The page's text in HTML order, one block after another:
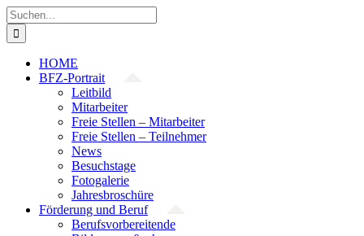
Zum
Inhalt
springen
Suche
nach:
HOME
BFZ-Portrait
Leitbild
Mitarbeiter
Freie Stellen – Mitarbeiter
Freie Stellen – Teilnehmer
News
Besuchstage
Fotogalerie
Jahresbroschüre
Förderung und Beruf
Berufsvorbereitende